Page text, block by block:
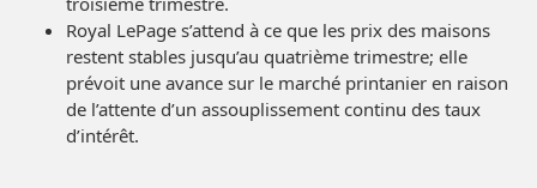
Royal LePage s’attend à ce que les prix des maisons
restent stables jusqu’au quatrième trimestre; elle
prévoit une avance sur le marché printanier en raison
de l’attente d’un assouplissement continu des taux
d’intérêt.